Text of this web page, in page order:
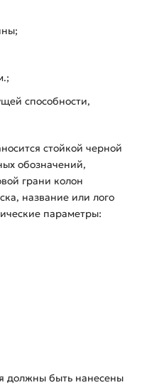
способности,
стойкой черной
обозначений,
грани колон
название или лого
параметры:
должны быть нанесены